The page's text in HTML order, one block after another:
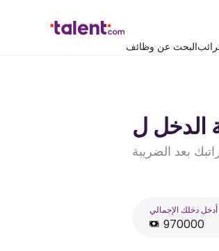
البحث عن وظائف
بعد الضريبة
أَدخل دخلك الإجمالي